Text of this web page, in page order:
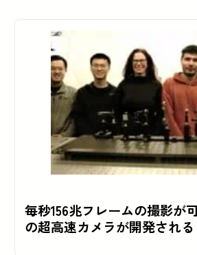
毎秒156兆フレームの撮影が
の超高速カメラが開発される